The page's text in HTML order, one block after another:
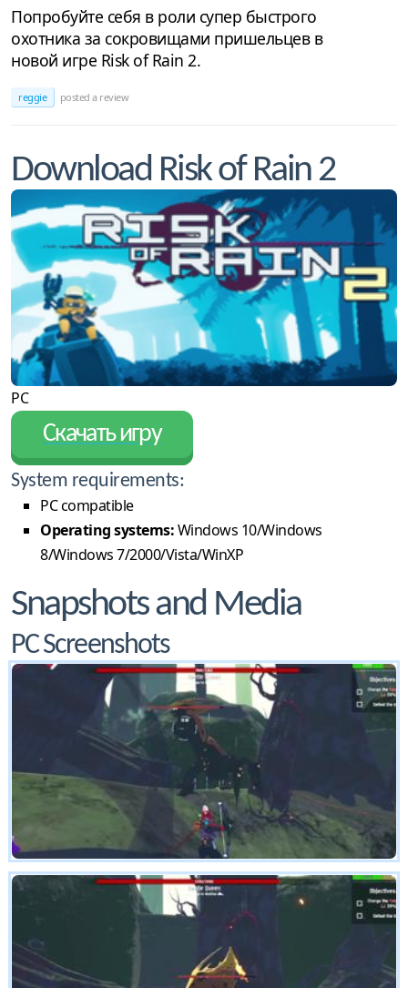
Попробуйте себя в роли супер быстрого
охотника за сокровищами пришельцев в
новой игре Risk of Rain 2.
reggie posted a review
Download Risk of Rain 2
PC
Скачать игру
System requirements:
PC compatible
Operating systems:Windows 10/Windows
8/Windows 7/2000/Vista/WinXP
Snapshots and Media
PC Screenshots